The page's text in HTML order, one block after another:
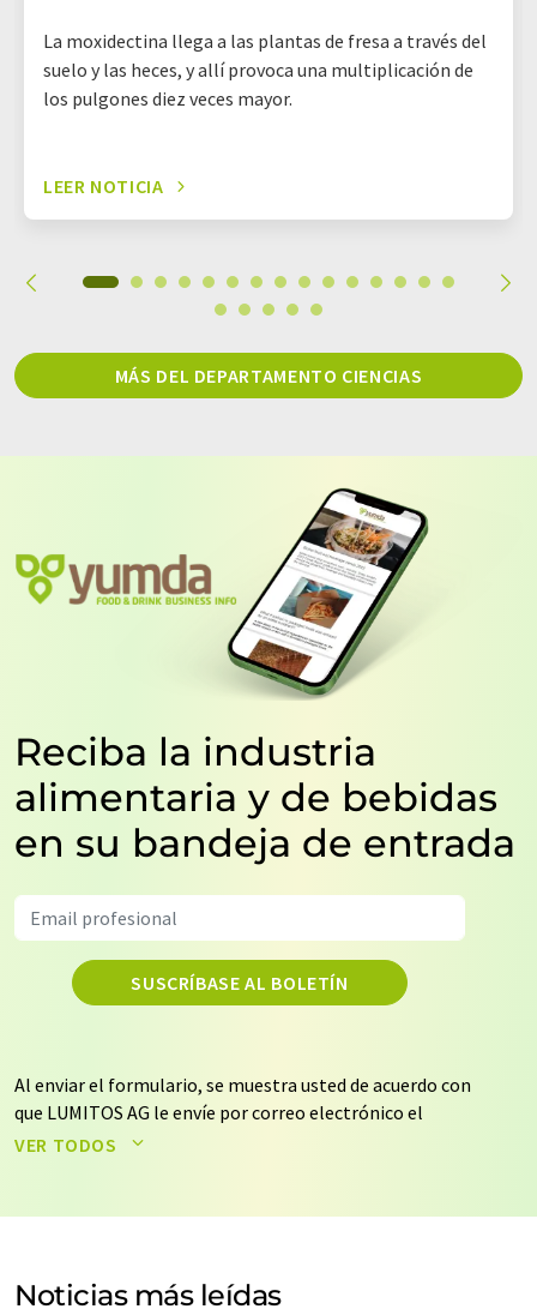
La moxidectina llega a las plantas de fresa a través del
suelo y las heces, y allí provoca una multiplicación de
los pulgones diez veces mayor.
LEER NOTICIA
MÁS DEL DEPARTAMENTO CIENCIAS
Reciba la industria
alimentaria y de bebidas
en su bandeja de entrada
SUSCRÍBASE AL BOLETÍN
Al enviar el formulario, se muestra usted de acuerdo con
que LUMITOS AG le envíe por correo electrónico el
boletín o boletines seleccionados anteriormente. Sus
de nuestrapolítica de protección de datos. LUMITOS
electrónico a efectos publicitarios o de investigación de
VER TODOS
Noticias más leídas